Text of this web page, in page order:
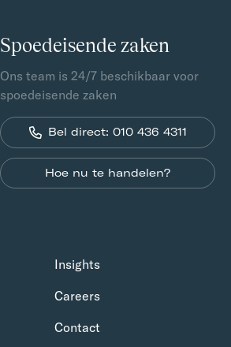
Spoedeisende zaken
Ons team is 24/7 beschikbaar voor
spoedeisende zaken
Bel direct: 010 436 4311
Hoe nu te handelen?
Insights
Careers
Contact